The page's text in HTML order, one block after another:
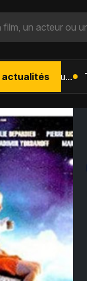
actualités L'Âge de Glace : Le Réveil du Volcan – Manny, Sid et Diego de retour pour une aventure explosive